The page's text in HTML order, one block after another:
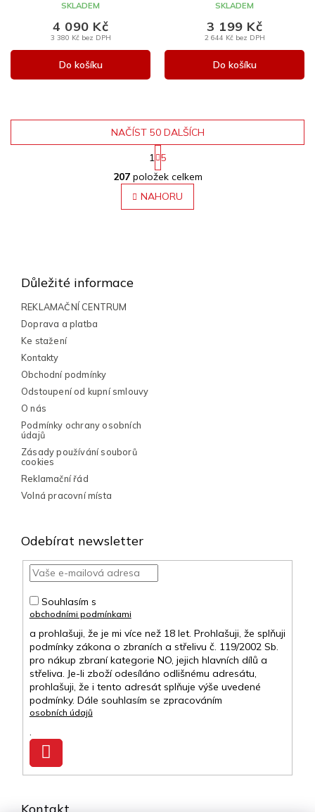
SKLADEM
3 380 Kč bez DPH
4 090 Kč
Do košíku
SKLADEM
2 644 Kč bez DPH
3 199 Kč
Do košíku
O
v
l
á
NAČÍST 50 DALŠÍCH
S
t
r
á
n
k
1 5
207položek celkem
NAHORU
Odebírat newsletter
Souhlasím s
obchodními podmínkami
a prohlašuji, že je mi více než 18 let. Prohlašuji, že splňuji
podmínky zákona o zbraních a střelivu č. 119/2002 Sb.
pro nákup zbraní kategorie NO, jejich hlavních dílů a
střeliva. Je-li zboží odesíláno odlišnému adresátu,
prohlašuji, že i tento adresát splňuje výše uvedené
podmínky. Dále souhlasím se zpracováním
osobních údajů
.
se
Kontakt
Důležité informace
REKLAMAČNÍ CENTRUM
Doprava a platba
Ke stažení
Kontakty
Obchodní podmínky
Odstoupení od kupní smlouvy
O nás
Podmínky ochrany osobních
údajů
Zásady používání souborů
cookies
Reklamační řád
Volná pracovní místa